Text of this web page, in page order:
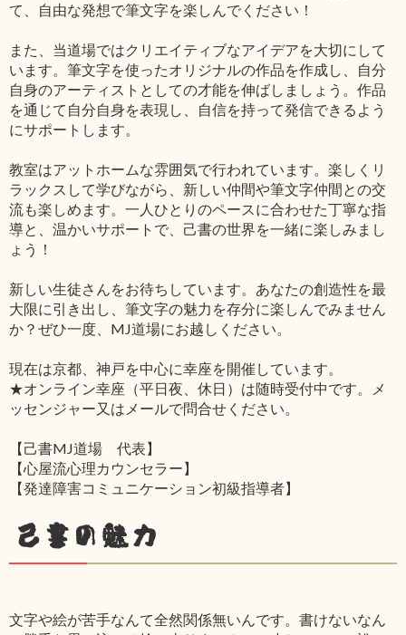
て、自由な発想で筆文字を楽しんでください！
また、当道場ではクリエイティブなアイデアを大切にして
います。筆文字を使ったオリジナルの作品を作成し、自分
自身のアーティストとしての才能を伸ばしましょう。作品
を通じて自分自身を表現し、自信を持って発信できるよう
にサポートします。
教室はアットホームな雰囲気で行われています。楽しくリ
ラックスして学びながら、新しい仲間や筆文字仲間との交
流も楽しめます。一人ひとりのペースに合わせた丁寧な指
導と、温かいサポートで、己書の世界を一緒に楽しみまし
ょう！
新しい生徒さんをお待ちしています。あなたの創造性を最
大限に引き出し、筆文字の魅力を存分に楽しんでみません
か？ぜひ一度、MJ道場にお越しください。
現在は京都、神戸を中心に幸座を開催しています。
★オンライン幸座（平日夜、休日）は随時受付中です。メ
ッセンジャー又はメールで問合せください。
【己書MJ道場 代表】
【心屋流心理カウンセラー】
【発達障害コミュニケーション初級指導者】
己書の魅力
文字や絵が苦手なんて全然関係無いんです。書けないなん